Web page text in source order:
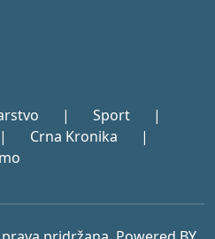
| Sport
|
| Crna Kronika
|